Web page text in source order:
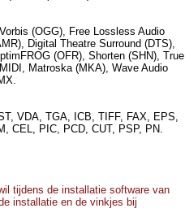
(OGG), Free Lossless Audio
Digital Theatre Surround (DTS),
(OFR), Shorten (SHN), True
Matroska (MKA), Wave Audio
VDA, TGA, ICB, TIFF, FAX, EPS,
CEL, PIC, PCD, CUT, PSP, PN.
tijdens de installatie software van
installatie en de vinkjes bij